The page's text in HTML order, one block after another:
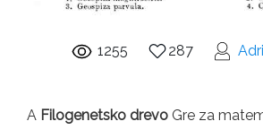
1255 287
A Filogenetsko drevo Gre za